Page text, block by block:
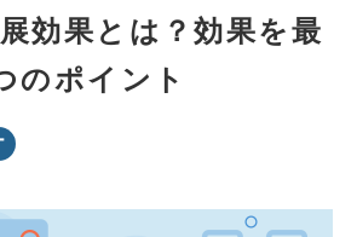
効果とは？効果を最
のポイント